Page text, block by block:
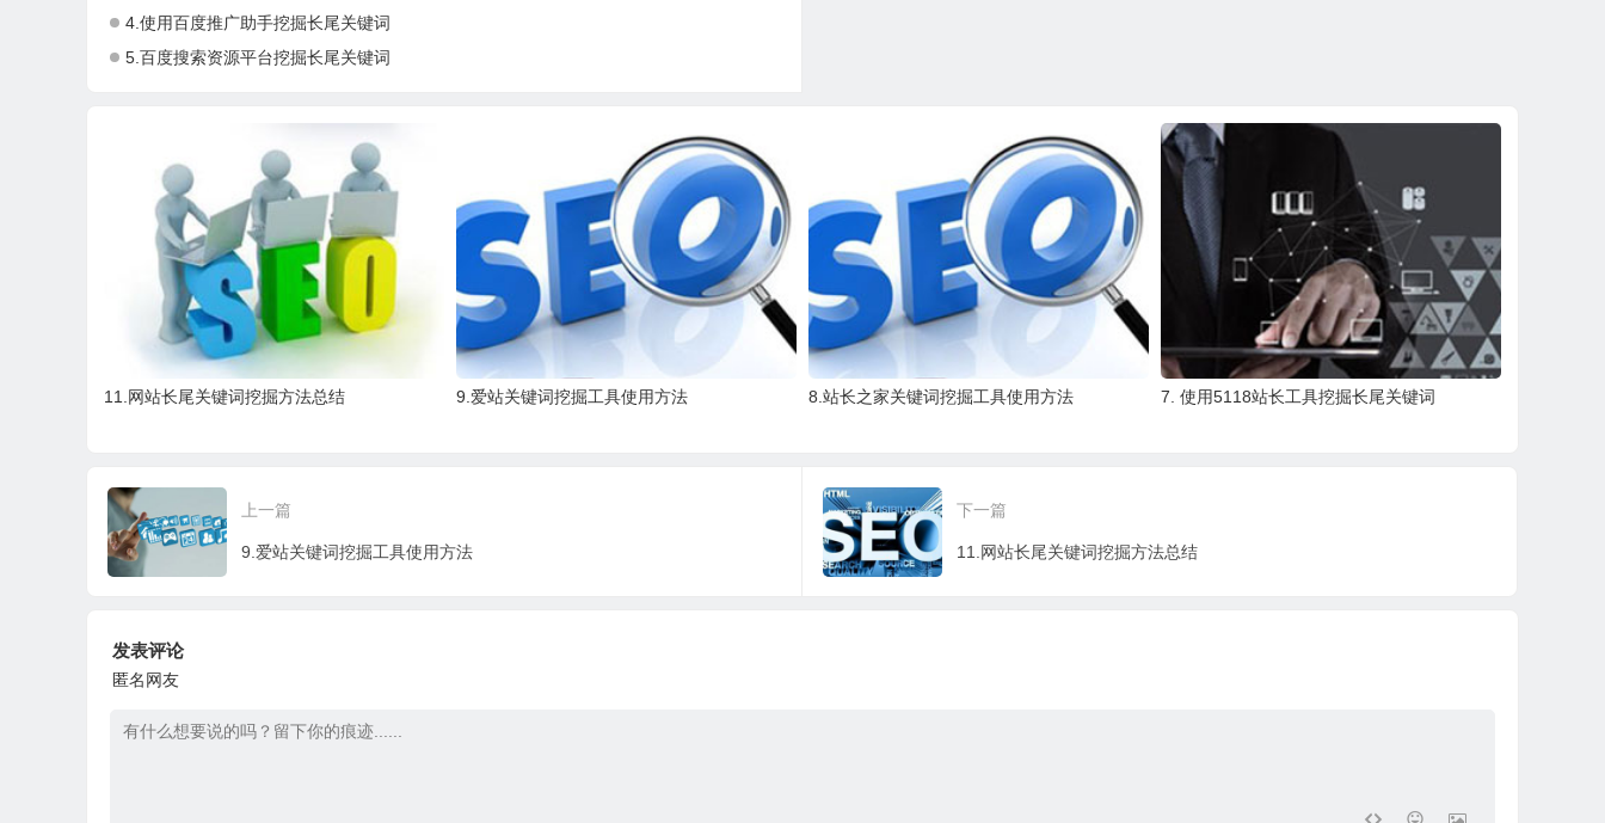
4.使用百度推广助手挖掘长尾关键词
5.百度搜索资源平台挖掘长尾关键词
11.网站长尾关键词挖掘方法总结 9.爱站关键词挖掘工具使用方法 8.站长之家关键词挖掘工具使用方法 7. 使用5118站长工具挖掘长尾关键词
上一篇
9.爱站关键词挖掘工具使用方法
下一篇
11.网站长尾关键词挖掘方法总结
发表评论
匿名网友